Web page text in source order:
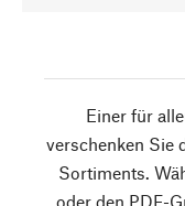
Einer für
verschenken Sie
Sortiments.
oder den PDF-